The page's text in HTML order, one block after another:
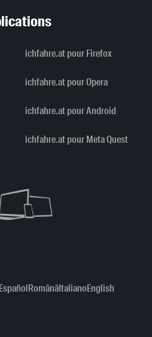
ichfahre.at pour Firefox
ichfahre.at pour Opera
ichfahre.at pour Android
ichfahre.at pour Meta Quest
EspañolRomânăItalianoEnglish